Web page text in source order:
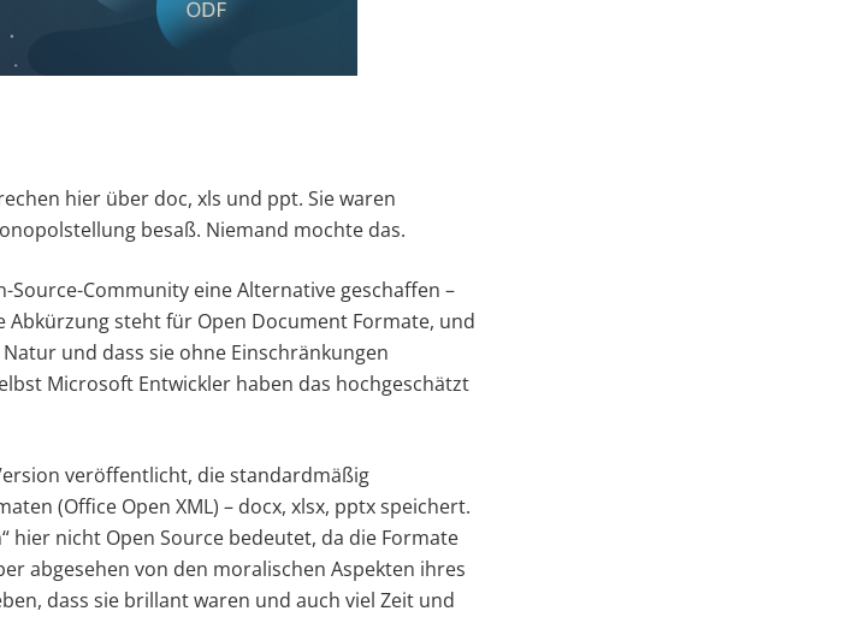
hier über doc, xls und ppt. Sie waren
besaß. Niemand mochte das.
Source-Community eine Alternative geschaffen –
Abkürzung steht für Open Document Formate, und
und dass sie ohne Einschränkungen
Microsoft Entwickler haben das hochgeschätzt
veröffentlicht, die standardmäßig
(Office Open XML) – docx, xlsx, pptx speichert.
hier nicht Open Source bedeutet, da die Formate
abgesehen von den moralischen Aspekten ihres
dass sie brillant waren und auch viel Zeit und